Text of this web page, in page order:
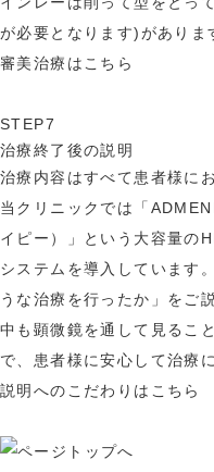
が必要となります)がありま
審美治療はこちら
STEP7
治療終了後の説明
治療内容はすべて患者様に
当クリニックでは「
イピー）」という大容量の
システムを導入しています
うな治療を行ったか」をご
中も顕微鏡を通して見るこ
で、患者様に安心して治療
説明へのこだわりはこちら